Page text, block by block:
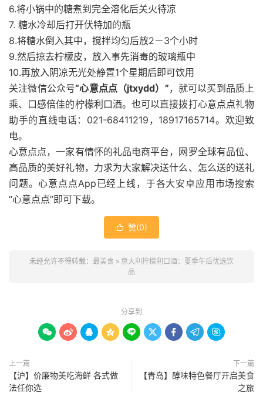
6.将小锅中的糖煮到完全溶化后关火待凉
7. 糖水冷却后打开伏特加的瓶
8.将糖水倒入其中，搅拌均匀后放2－3个小时
9.然后掠去柠檬皮，放入事先消毒的玻璃瓶中
10.再放入阴凉无光处静置1个星期后即可饮用
关注微信公众号“心意点点（jtxydd）”，就可以买到品质上
乘、口感倍佳的柠檬利口酒。也可以直接拨打心意点点礼物
助手的直线电话：021-68411219，18917165714。欢迎致
电。
心意点点，一家有情怀的礼品电商平台，网罗全球有品位、
高品质的美好礼物，力求为大家解决送什么、怎么送的送礼
问题。心意点点App已经上线，于各大安卓应用市场搜索
“心意点点”即可下载。
 赞(0)
未经允许不得转载： 最美食 » 意大利柠檬利口酒：夏季午后优选饮
品
分享到
        
上一篇
【沪】价廉物美吃海鲜 各式做
法任你选
下一篇
【青岛】醇味特色餐厅开启美食
之旅